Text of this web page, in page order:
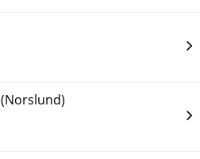
(Norslund)